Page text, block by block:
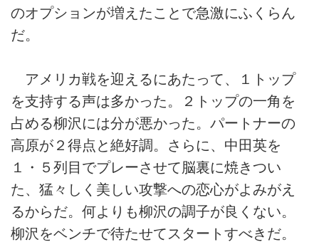
のオプションが増えたことで急激にふくらん
だ。
アメリカ戦を迎えるにあたって、１トップ
を支持する声は多かった。２トップの一角を
占める柳沢には分が悪かった。パートナーの
高原が２得点と絶好調。さらに、中田英を
１・５列目でプレーさせて脳裏に焼きつい
た、猛々しく美しい攻撃への恋心がよみがえ
るからだ。何よりも柳沢の調子が良くない。
柳沢をベンチで待たせてスタートすべきだ。